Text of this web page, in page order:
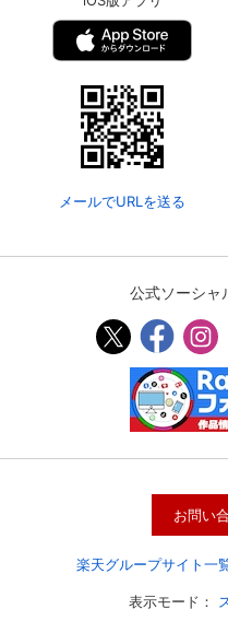
基
決
メールでURLを送る
公式ソーシャ
お問い
楽天グループサイト一
表示モード：